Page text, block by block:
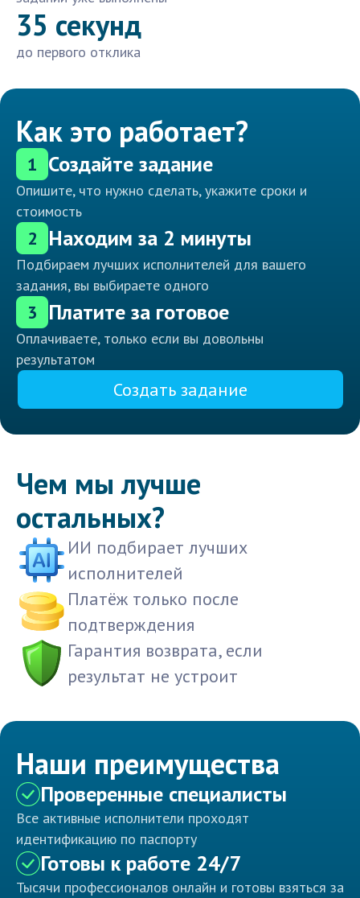
35 секунд
до первого отклика
Как это работает?
1 Создайте задание
Опишите, что нужно сделать, укажите сроки и
стоимость
2 Находим за 2 минуты
Подбираем лучших исполнителей для вашего
задания, вы выбираете одного
3 Платите за готовое
Оплачиваете, только если вы довольны
результатом
Создать задание
Чем мы лучше
остальных?
ИИ подбирает лучших
исполнителей
Платёж только после
подтверждения
Гарантия возврата, если
результат не устроит
Наши преимущества
Проверенные специалисты
Все активные исполнители проходят
идентификацию по паспорту
Готовы к работе 24/7
Тысячи профессионалов онлайн и готовы взяться за